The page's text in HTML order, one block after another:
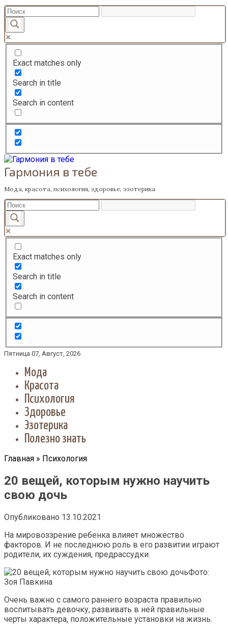
Перейти
к
содержанию
Exact matches only
Search in title
Search in content
Гармония в тебе
Мода, красота, психология, здоровье, эзотерика
Exact matches only
Search in title
Search in content
Пятница 07, Август, 2026
Мода
Красота
Психология
Здоровье
Эзотерика
Полезно знать
Главная » Психология
20 вещей, которым нужно научить
свою дочь
Опубликовано 13.10.2021
На мировоззрение ребенка влияет множество
факторов. И не последнюю роль в его развитии играют
родители, их суждения, предрассудки.
Фото:
Зоя Павкина
Очень важно с самого раннего возраста правильно
воспитывать девочку, развивать в ней правильные
черты характера, положительные установки на жизнь.